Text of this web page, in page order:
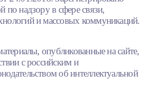
по надзору в сфере связи,
и массовых коммуникаций.
опубликованные на сайте,
с российским и
об интеллектуальной